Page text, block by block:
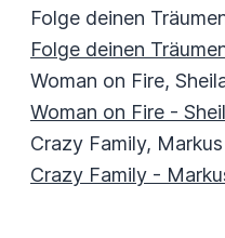
Folge deinen
Folge deinen
Woman on Fire,
Woman on Fire -
Crazy Family,
Crazy Family -